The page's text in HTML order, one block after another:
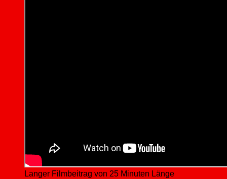
Langer Filmbeitrag von 25 Minuten Länge